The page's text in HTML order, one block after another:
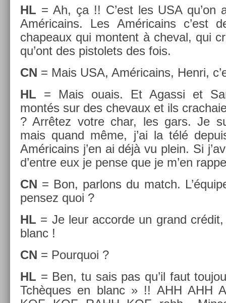
HL = Ah, ça !! C’est les USA qu’on
Américains. Les Américains c’est
chapeaux qui mon­tent à chev­al, qui
qu’ont des pis­tolets des fois.
CN = Mais USA, Américains, Henri,
HL = Mais ouais. Et Agas­si et
montés sur des chevaux et ils
? Arrêtez votre char, les gars. Je
mais quand même, j’ai la télé
Américains j’en ai déjà vu plein. Si
d’entre eux je pense que je m’en
CN = Bon, par­lons du match.
pen­sez quoi ?
HL = Je leur ac­corde un grand crédit,
blanc !
CN = Pour­quoi ?
HL = Ben, tu sais pas qu’il faut
Tchèques en blanc » !! AHH AHH